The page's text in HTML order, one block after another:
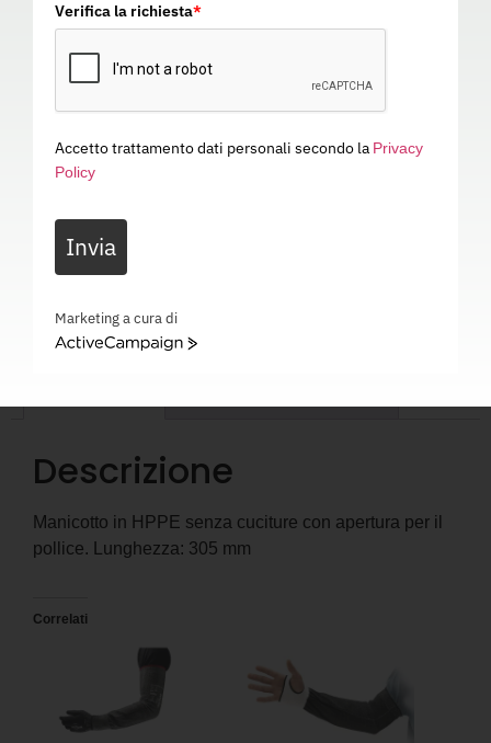
MANICOTTO HYFLEX 11-281
05R005 Categoria
MANICOTTO HYFLEX 11-281 – EN 21420 – EN 388: 3X42D – Idoneo al contatto alimentare –
Descrizione
Manicotto in HPPE senza cuciture con apertura per il
pollice. Lunghezza: 305 mm
Correlati
Verifica la richiesta*
Accetto trattamento dati personali secondo la Privacy
Policy
Invia
Marketing a cura di
ActiveCampaign